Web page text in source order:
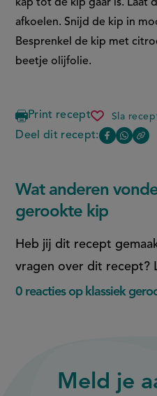
kap tot de kip gaar is. Laat
afkoelen. Snijd de kip in
Besprenkel de kip met
beetje olijfolie.
Print recept Sla
kip
Deel dit recept:
Deel
pagina
(opent
in
venster,
Deel
pagina
(opent
in
Wat anderen
gerookte kip
Heb jij dit recept
vragen over dit recept?
0 reacties op klassiek
Meld je